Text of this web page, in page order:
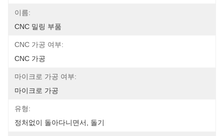
이름:
CNC 밀링 부품
CNC 가공 여부:
CNC 가공
마이크로 가공 여부:
마이크로 가공
유형:
정처없이 돌아다니면서, 돌기